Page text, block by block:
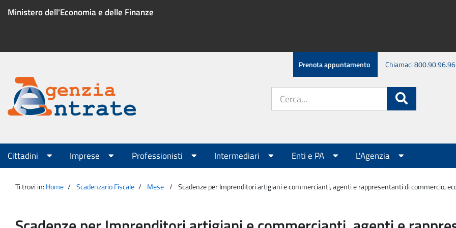
Ministero dell'Economia e delle Finanze
Menu
servizio
Prenota appuntamento Chiamaci 800.90.96.96
Agenzia
Entrate
sito:
Menu
principale
Cittadini Imprese Professionisti Intermediari Enti e PA L'Agenzia
Ti trovi in: Home Scadenzario Fiscale Mese Scadenze per Imprenditori artigiani e commercianti, agenti e rappresentanti di commercio,